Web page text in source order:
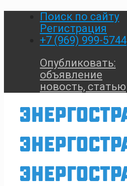
Поиск по сайту
Регистрация
+7 (969) 999-5744
Опубликовать:
объявление
новость, статью